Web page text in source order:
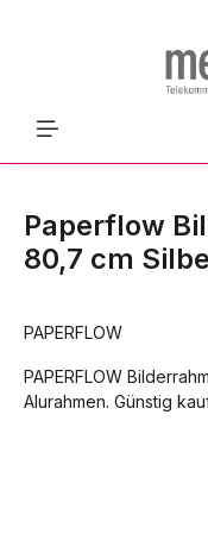
Paperflow
80,7 cm
PAPERFLOW
PAPERFLOW
Alurahmen. Günstig